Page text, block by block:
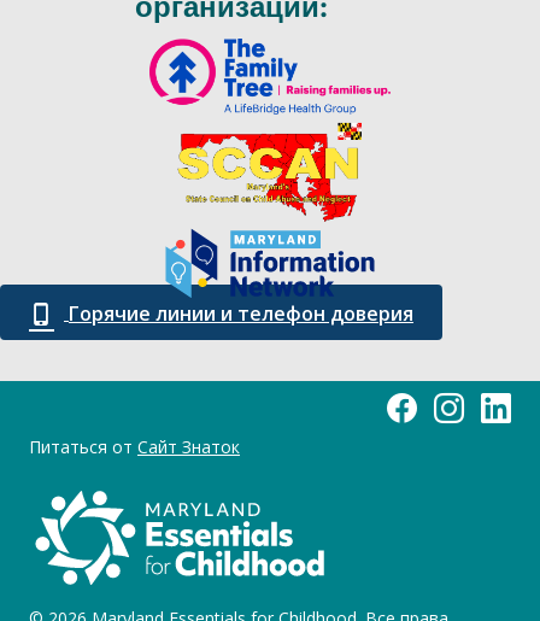
Горячие линии и телефон доверия
СтраницаМэриленд
Питаться от Сайт Знаток